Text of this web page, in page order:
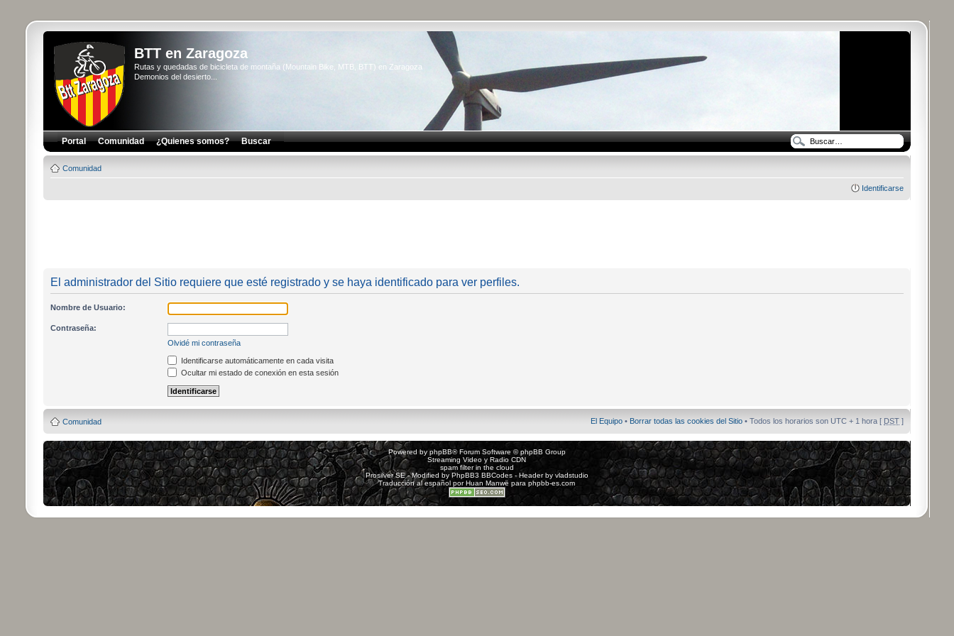
BTT en Zaragoza
Rutas y quedadas de bicicleta de montaña (Mountain Bike, MTB, BTT) en Zaragoza
Demonios del desierto...
Portal Comunidad ¿Quienes somos? Buscar
Comunidad
Identificarse
El administrador del Sitio requiere que esté registrado y se haya identificado para ver perfiles.
Nombre de Usuario:
Contraseña:
Olvidé mi contraseña
Identificarse automáticamente en cada visita
Ocultar mi estado de conexión en esta sesión
Comunidad El Equipo • Borrar todas las cookies del Sitio • Todos los horarios son UTC + 1 hora [ DST ]
Powered by phpBB® Forum Software © phpBB Group
Streaming Video y Radio CDN
spam filter in the cloud
Prosilver SE - Modified by PhpBB3 BBCodes- Header by vladstudio
Traducción al español porHuan Manwë paraphpbb-es.com